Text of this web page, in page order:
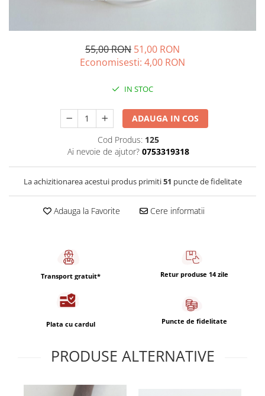
Cafea boabe Segafredo
Cafea boabe Julius Meinl
Cafea de specialitate
Cafea proaspat prajita
Cafea Columbia
Cafea Costa Rica
55,00 RON 51,00 RON
Economisesti: 4,00 RON
IN STOC
ADAUGA IN COS
Cod Produs: 125
Ai nevoie de ajutor? 0753319318
La achizitionarea acestui produs primiti51 puncte de fidelitate
Adauga la Favorite Cere informatii
Transport gratuit* Retur produse 14 zile
Plata cu cardul Puncte de fidelitate
PRODUSE ALTERNATIVE